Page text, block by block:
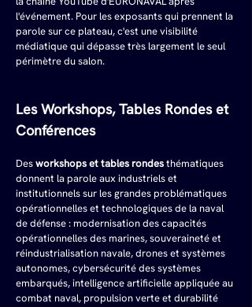
l'événement. Pour les exposants qui prennent la
parole sur ce plateau, c'est une visibilité
médiatique qui dépasse très largement le seul
périmètre du salon.
Les Workshops, Tables Rondes et
Conférences
Des workshops et tables rondes thématiques
donnent la parole aux industriels et
institutionnels sur les grandes problématiques
opérationnelles et technologiques de la naval
de défense : modernisation des capacités
opérationnelles des marines, souveraineté et
réindustrialisation navale, drones et systèmes
autonomes, cybersécurité des systèmes
embarqués, intelligence artificielle appliquée au
combat naval, propulsion verte et durabilité